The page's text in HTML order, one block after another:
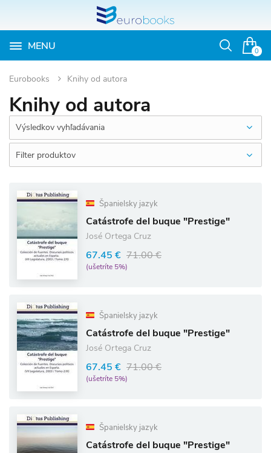
0
MENU
Otvoriť
Eurobooks Knihy od autora
Knihy od autora
Výsledkov vyhľadávania
Filter produktov
Španielsky jazyk
Catástrofe del buque "Prestige"
José Ortega Cruz
67.45 € 71.00 €
(ušetríte 5%)
Španielsky jazyk
Catástrofe del buque "Prestige"
José Ortega Cruz
67.45 € 71.00 €
(ušetríte 5%)
Španielsky jazyk
Catástrofe del buque "Prestige"